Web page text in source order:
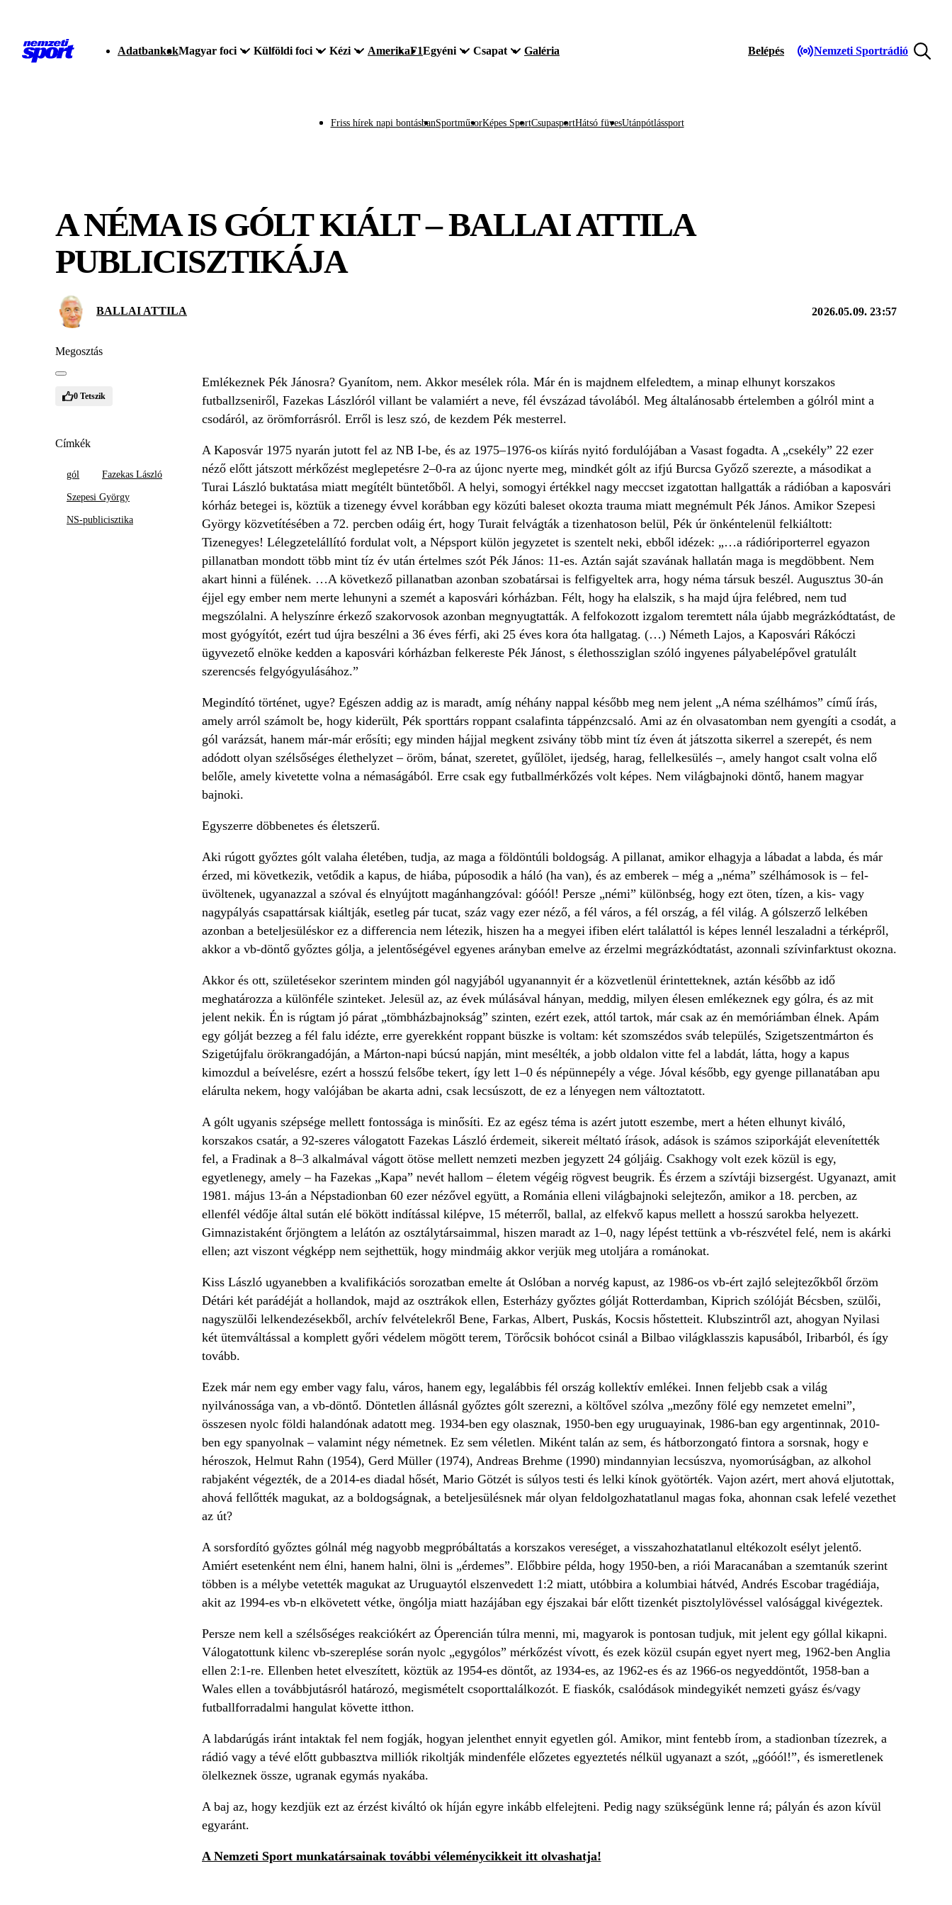
AdatbankokMagyar foci Külföldi foci Kézi AmerikaF1Egyéni Csapat Galéria Belépés Nemzeti Sportrádió
Friss hírek napi bontásbanSportműsorKépes SportCsupasportHátsó füvesUtánpótlássport
A NÉMA IS GÓLT KIÁLT – BALLAI ATTILA
PUBLICISZTIKÁJA
BALLAI ATTILA 2026.05.09. 23:57
Megosztás
0 Tetszik
Címkék
gól Fazekas László
Szepesi György
NS-publicisztika
Emlékeznek Pék Jánosra? Gyanítom, nem. Akkor mesélek róla. Már én is majdnem elfeledtem, a minap elhunyt korszakos
futballzseniről, Fazekas Lászlóról villant be valamiért a neve, fél évszázad távolából. Meg általánosabb értelemben a gólról mint a
csodáról, az örömforrásról. Erről is lesz szó, de kezdem Pék mesterrel.
A Kaposvár 1975 nyarán jutott fel az NB I-be, és az 1975–1976-os kiírás nyitó fordulójában a Vasast fogadta. A „csekély” 22 ezer
néző előtt játszott mérkőzést meglepetésre 2–0-ra az újonc nyerte meg, mindkét gólt az ifjú Burcsa Győző szerezte, a másodikat a
Turai László buktatása miatt megítélt büntetőből. A helyi, somogyi értékkel nagy meccset izgatottan hallgatták a rádióban a kaposvári
kórház betegei is, köztük a tizenegy évvel korábban egy közúti baleset okozta trauma miatt megnémult Pék János. Amikor Szepesi
György közvetítésében a 72. percben odáig ért, hogy Turait felvágták a tizenhatoson belül, Pék úr önkéntelenül felkiáltott:
Tizenegyes! Lélegzetelállító fordulat volt, a Népsport külön jegyzetet is szentelt neki, ebből idézek: „…a rádióriporterrel egyazon
pillanatban mondott több mint tíz év után értelmes szót Pék János: 11-es. Aztán saját szavának hallatán maga is megdöbbent. Nem
akart hinni a fülének. …A következő pillanatban azonban szobatársai is felfigyeltek arra, hogy néma társuk beszél. Augusztus 30-án
éjjel egy ember nem merte lehunyni a szemét a kaposvári kórházban. Félt, hogy ha elalszik, s ha majd újra felébred, nem tud
megszólalni. A helyszínre érkező szakorvosok azonban megnyugtatták. A felfokozott izgalom teremtett nála újabb megrázkódtatást, de
most gyógyítót, ezért tud újra beszélni a 36 éves férfi, aki 25 éves kora óta hallgatag. (…) Németh Lajos, a Kaposvári Rákóczi
ügyvezető elnöke kedden a kaposvári kórházban felkereste Pék Jánost, s élethossziglan szóló ingyenes pályabelépővel gratulált
szerencsés felgyógyulásához.”
Megindító történet, ugye? Egészen addig az is maradt, amíg néhány nappal később meg nem jelent „A néma szélhámos” című írás,
amely arról számolt be, hogy kiderült, Pék sporttárs roppant csalafinta táppénzcsaló. Ami az én olvasatomban nem gyengíti a csodát, a
gól varázsát, hanem már-már erősíti; egy minden hájjal megkent zsivány több mint tíz éven át játszotta sikerrel a szerepét, és nem
adódott olyan szélsőséges élethelyzet – öröm, bánat, szeretet, gyűlölet, ijedség, harag, fellelkesülés –, amely hangot csalt volna elő
belőle, amely kivetette volna a némaságából. Erre csak egy futballmérkőzés volt képes. Nem világbajnoki döntő, hanem magyar
bajnoki.
Egyszerre döbbenetes és életszerű.
Aki rúgott győztes gólt valaha életében, tudja, az maga a földöntúli boldogság. A pillanat, amikor elhagyja a lábadat a labda, és már
érzed, mi következik, vetődik a kapus, de hiába, púposodik a háló (ha van), és az emberek – még a „néma” szélhámosok is – fel­
üvöltenek, ugyanazzal a szóval és elnyújtott magánhangzóval: góóól! Persze „némi” különbség, hogy ezt öten, tízen, a kis- vagy
nagypályás csapattársak kiáltják, esetleg pár tucat, száz vagy ezer néző, a fél város, a fél ország, a fél világ. A gólszerző lelkében
azonban a beteljesüléskor ez a differencia nem létezik, hiszen ha a megyei ifiben elért találattól is képes lennél leszaladni a térképről,
akkor a vb-döntő győztes gólja, a jelentőségével egyenes arányban emelve az érzelmi megrázkódtatást, azonnali szívinfarktust okozna.
Akkor és ott, születésekor szerintem minden gól nagyjából ugyanannyit ér a közvetlenül érintetteknek, aztán később az idő
meghatározza a különféle szinteket. Jelesül az, az évek múlásával hányan, meddig, milyen élesen emlékeznek egy gólra, és az mit
jelent nekik. Én is rúgtam jó párat „tömbházbajnokság” szinten, ezért ezek, attól tartok, már csak az én memóriámban élnek. Apám
egy gólját bezzeg a fél falu idézte, erre gyerekként roppant büszke is voltam: két szomszédos sváb település, Szigetszentmárton és
Szigetújfalu örökrangadóján, a Márton-napi búcsú napján, mint mesélték, a jobb oldalon vitte fel a labdát, látta, hogy a kapus
kimozdul a beívelésre, ezért a hosszú felsőbe tekert, így lett 1–0 és népünnepély a vége. Jóval később, egy gyenge pillanatában apu
elárulta nekem, hogy valójában be akarta adni, csak lecsúszott, de ez a lényegen nem változtatott.
A gólt ugyanis szépsége mellett fontossága is minősíti. Ez az egész téma is azért jutott eszembe, mert a héten elhunyt kiváló,
korszakos csatár, a 92-szeres válogatott Fazekas László érdemeit, sikereit méltató írások, adások is számos sziporkáját elevenítették
fel, a Fradinak a 8–3 alkalmával vágott ötöse mellett nemzeti mezben jegyzett 24 góljáig. Csakhogy volt ezek közül is egy,
egyetlenegy, amely – ha Fazekas „Kapa” nevét hallom – életem végéig rögvest beugrik. És érzem a szívtáji bizsergést. Ugyanazt, amit
1981. május 13-án a Népstadionban 60 ezer nézővel együtt, a Románia elleni világbajnoki selejtezőn, amikor a 18. percben, az
ellenfél védője által sután elé bökött indítással kilépve, 15 méterről, ballal, az elfekvő kapus mellett a hosszú sarokba helyezett.
Gimnazistaként őrjöngtem a lelátón az osztálytársaimmal, hiszen maradt az 1–0, nagy lépést tettünk a vb-részvétel felé, nem is akárki
ellen; azt viszont végképp nem sejthettük, hogy mindmáig akkor verjük meg utoljára a románokat.
Kiss László ugyanebben a kvalifikációs sorozatban emelte át Oslóban a norvég kapust, az 1986-os vb-ért zajló selejtezőkből őrzöm
Détári két parádéját a hollandok, majd az osztrákok ellen, Esterházy győztes gólját Rotterdamban, Kiprich szólóját Bécsben, szülői,
nagyszülői lelkendezésekből, archív felvételekről Bene, Farkas, Albert, Puskás, Kocsis hőstetteit. Klubszintről azt, ahogyan Nyilasi
két ütemváltással a komplett győri védelem mögött terem, Törőcsik bohócot csinál a Bilbao világklasszis kapusából, Iribarból, és így
tovább.
Ezek már nem egy ember vagy falu, város, hanem egy, legalábbis fél ország kollektív emlékei. Innen feljebb csak a világ
nyilvánossága van, a vb-döntő. Döntetlen állásnál győztes gólt szerezni, a költővel szólva „mezőny fölé egy nemzetet emelni”,
összesen nyolc földi halandónak adatott meg. 1934-ben egy olasznak, 1950-ben egy uruguayinak, 1986-ban egy argentinnak, 2010-
ben egy spanyolnak – valamint négy németnek. Ez sem véletlen. Miként talán az sem, és hátborzongató fintora a sorsnak, hogy e
héroszok, Helmut Rahn (1954), Gerd Müller (1974), Andreas Brehme (1990) mindannyian lecsúszva, nyomorúságban, az alkohol
rabjaként végezték, de a 2014-es diadal hősét, Mario Götzét is súlyos testi és lelki kínok gyötörték. Vajon azért, mert ahová eljutottak,
ahová fellőtték magukat, az a boldogságnak, a beteljesülésnek már olyan feldolgozhatatlanul magas foka, ahonnan csak lefelé vezethet
az út?
A sorsfordító győztes gólnál még nagyobb megpróbáltatás a korszakos vereséget, a visszahozhatatlanul eltékozolt esélyt jelentő.
Amiért esetenként nem élni, hanem halni, ölni is „érdemes”. Előbbire példa, hogy 1950-ben, a riói Maracanában a szemtanúk szerint
többen is a mélybe vetették magukat az Uruguaytól elszenvedett 1:2 miatt, utóbbira a kolumbiai hátvéd, Andrés Escobar tragédiája,
akit az 1994-es vb-n elkövetett vétke, öngólja miatt hazájában egy éjszakai bár előtt tizenkét pisztolylövéssel valósággal kivégeztek.
Persze nem kell a szélsőséges reakciókért az Óperencián túlra menni, mi, magyarok is pontosan tudjuk, mit jelent egy góllal kikapni.
Válogatottunk kilenc vb-szereplése során nyolc „egygólos” mérkőzést vívott, és ezek közül csupán egyet nyert meg, 1962-ben Anglia
ellen 2:1-re. Ellenben hetet elveszített, köztük az 1954-es döntőt, az 1934-es, az 1962-es és az 1966-os negyeddöntőt, 1958-ban a
Wales ellen a továbbjutásról határozó, megismételt csoporttalálkozót. E fiaskók, csalódások mindegyikét nemzeti gyász és/vagy
futballforradalmi hangulat követte itthon.
A labdarúgás iránt intaktak fel nem fogják, hogyan jelenthet ennyit egyetlen gól. Amikor, mint fentebb írom, a stadionban tízezrek, a
rádió vagy a tévé előtt gubbasztva milliók rikoltják mindenféle előzetes egyeztetés nélkül ugyanazt a szót, „góóól!”, és ismeretlenek
ölelkeznek össze, ugranak egymás nyakába.
A baj az, hogy kezdjük ezt az érzést kiváltó ok híján egyre inkább elfelejteni. Pedig nagy szükségünk lenne rá; pályán és azon kívül
egyaránt.
A Nemzeti Sport munkatársainak további véleménycikkeit itt olvashatja!